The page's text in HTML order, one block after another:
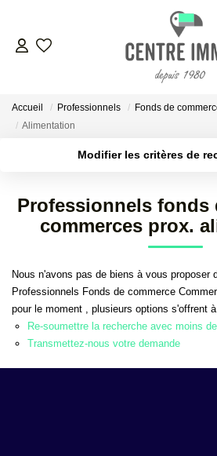
VENTES
NOS BIENS
NOS
Accueil Professionnels Fonds de
Alimentation
Modifier les critères de
Budget
Professionnels fonds
commerces prox.
Nous n'avons pas de biens à vous proposer
Professionnels Fonds de commerce
pour le moment , plusieurs options s'offrent
Re-soumettre la recherche avec moins
Transmettez-nous votre demande